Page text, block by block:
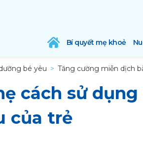
Bí quyết mẹ khoẻ
bé yêu Tăng cường miễn dịch
cách sử
của trẻ